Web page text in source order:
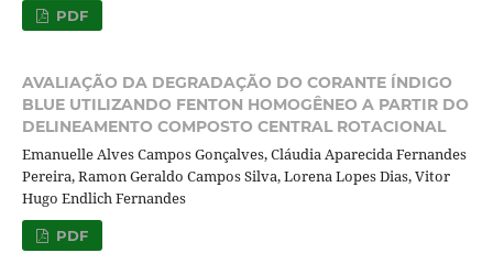
PDF
AVALIAÇÃO DA DEGRADAÇÃO DO CORANTE ÍNDIGO
BLUE UTILIZANDO FENTON HOMOGÊNEO A PARTIR DO
DELINEAMENTO COMPOSTO CENTRAL ROTACIONAL
Emanuelle Alves Campos Gonçalves, Cláudia Aparecida Fernandes
Pereira, Ramon Geraldo Campos Silva, Lorena Lopes Dias, Vitor
Hugo Endlich Fernandes
PDF